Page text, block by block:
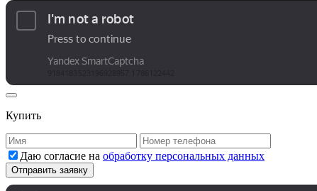
Купить
Даю согласие на обработку персональных данных